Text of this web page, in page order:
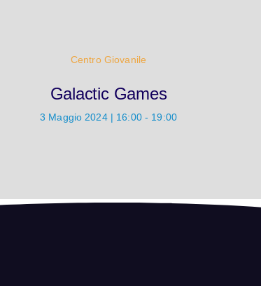
Centro Giovanile
Galactic Games
3 Maggio 2024 | 16:00 - 19:00